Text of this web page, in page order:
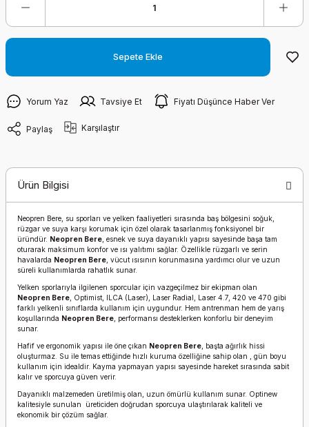
Sepete Ekle
Yorum Yaz Tavsiye Et Fiyatı Düşünce Haber Ver
Paylaş Karşılaştır
Ürün Bilgisi
Neopren Bere, su sporları ve yelken faaliyetleri sırasında baş bölgesini soğuk,
rüzgar ve suya karşı korumak için özel olarak tasarlanmış fonksiyonel bir
üründür. Neopren Bere , esnek ve suya dayanıklı yapısı sayesinde başa tam
oturarak maksimum konfor ve ısı yalıtımı sağlar. Özellikle rüzgarlı ve serin
havalarda Neopren Bere , vücut ısısının korunmasına yardımcı olur ve uzun
süreli kullanımlarda rahatlık sunar.
Yelken sporlarıyla ilgilenen sporcular için vazgeçilmez bir ekipman olan
Neopren Bere , Optimist, ILCA (Laser), Laser Radial, Laser 4.7, 420 ve 470 gibi
farklı yelkenli sınıflarda kullanım için uygundur. Hem antrenman hem de yarış
koşullarında Neopren Bere , performansı desteklerken konforlu bir deneyim
sunar.
Hafif ve ergonomik yapısı ile öne çıkan Neopren Bere , başta ağırlık hissi
oluşturmaz. Su ile temas ettiğinde hızlı kuruma özelliğine sahip olan , gün boyu
kullanım için idealdir. Kayma yapmayan yapısı sayesinde hareket sırasında sabit
kalır ve sporcuya güven verir.
Dayanıklı malzemeden üretilmiş olan, uzun ömürlü kullanım sunar. Optinew
kalitesiyle sunulan üreticiden doğrudan sporcuya ulaştırılarak kaliteli ve
ekonomik bir çözüm sağlar.